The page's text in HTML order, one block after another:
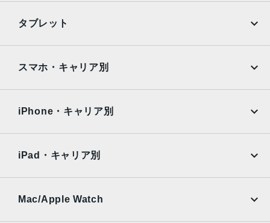
AQUOS
OPPO Android
タブレット
Surface
Xiaomi Tablet
スマホ・キャリア別
Ymobile
UQmobile
iPhone・キャリア別
Ymobile
iPad・キャリア別
Mac/Apple Watch